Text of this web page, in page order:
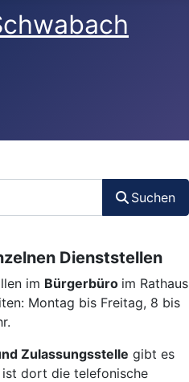
Suchen
Dienststellen
im Bürgerbüro im Rathaus
Montag bis Freitag, 8 bis
Zulassungsstelle gibt es
ist dort die telefonische